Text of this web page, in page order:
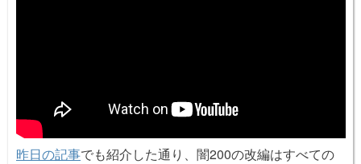
昨日の記事でも紹介した通り、闇200の改編はすべての